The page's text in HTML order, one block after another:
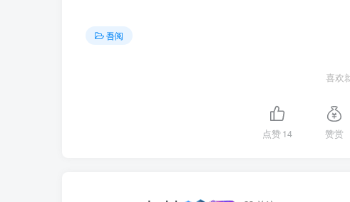
吾阅
喜欢
点赞14 赞赏